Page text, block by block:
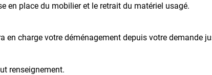
en place du mobilier et le retrait du matériel usagé.
en charge votre déménagement depuis votre demande
renseignement.